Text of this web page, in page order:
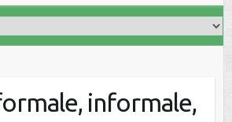
informale,